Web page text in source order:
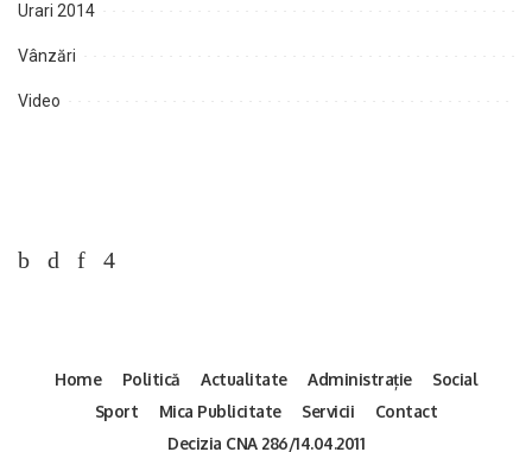
Urari 2014
Vânzări
Video
Home Politică Actualitate Administrație
Social
Sport
Mica Publicitate Servicii
Contact
Decizia CNA 286/14.04.2011